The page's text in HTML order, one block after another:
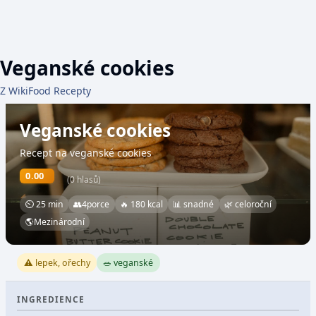
Veganské cookies
Z WikiFood Recepty
Veganské cookies
Recept na veganské cookies
0.00 (0 hlasů)
⏲ 25 min 👥4porce 🔥 180 kcal 📊 snadné
🌿 celoroční
🌎Mezinárodní
⚠️ lepek, ořechy 🥗 veganské
INGREDIENCE